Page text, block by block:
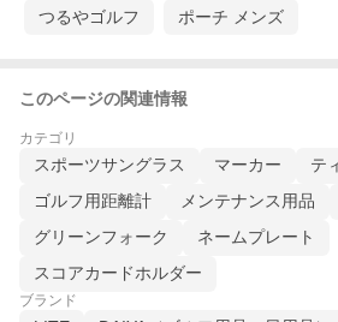
つるやゴルフ ポーチ メンズ
このページの関連情報
カテゴリ
スポーツサングラス マーカー テ
ゴルフ用距離計
メンテナンス用品
グリーンフォーク
ネームプレート
スコアカードホルダー
ブランド